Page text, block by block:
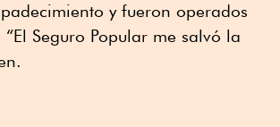
y fueron operados
“El Seguro Popular me salvó la